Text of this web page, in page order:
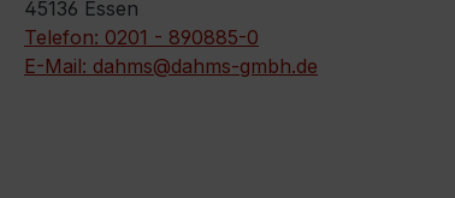
45136 Essen
Telefon: 0201 - 890885-0
E-Mail: dahms@dahms-gmbh.de